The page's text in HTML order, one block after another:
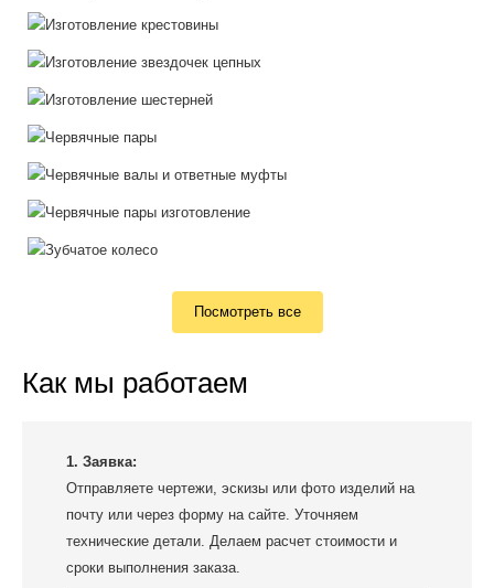
Посмотреть все
Как мы работаем
1. Заявка:
Отправляете чертежи, эскизы или фото изделий на
почту или через форму на сайте. Уточняем
технические детали. Делаем расчет стоимости и
сроки выполнения заказа.